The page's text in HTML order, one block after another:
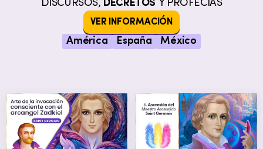
DISCURSOS, DECRETOS Y PROFECÍAS
VER INFORMACIÓN
América España México